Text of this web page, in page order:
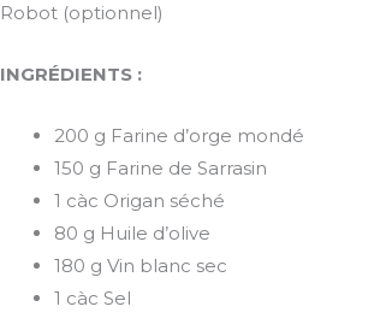
Robot (optionnel)
INGRÉDIENTS :
200 g Farine d’orge mondé
150 g Farine de Sarrasin
1 càc Origan séché
80 g Huile d’olive
180 g Vin blanc sec
1 càc Sel